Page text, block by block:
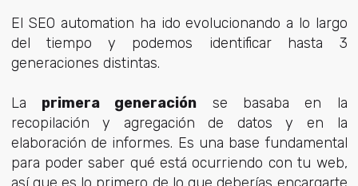
El SEO automation ha ido evolucionando a lo largo
del tiempo y podemos identificar hasta 3
generaciones distintas.
La primera generación se basaba en la
recopilación y agregación de datos y en la
elaboración de informes. Es una base fundamental
para poder saber qué está ocurriendo con tu web,